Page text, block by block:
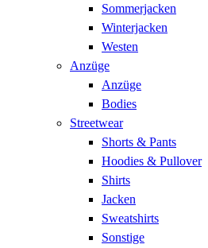
Sommerjacken
Winterjacken
Westen
Anzüge
Anzüge
Bodies
Streetwear
Shorts & Pants
Hoodies & Pullover
Shirts
Jacken
Sweatshirts
Sonstige